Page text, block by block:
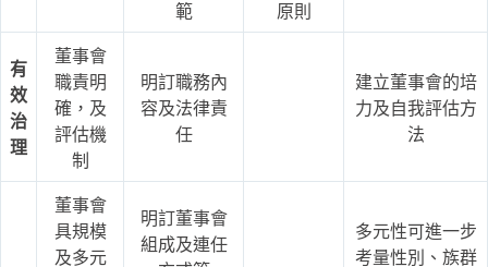
範
原則
有
效
治
理
董事會
職責明
確，及
評估機
制
明訂職務內
容及法律責
任
建立董事會的培
力及自我評估方
法
董事會
具規模
及多元
明訂董事會
組成及連任
多元性可進一步
考量性別、族群